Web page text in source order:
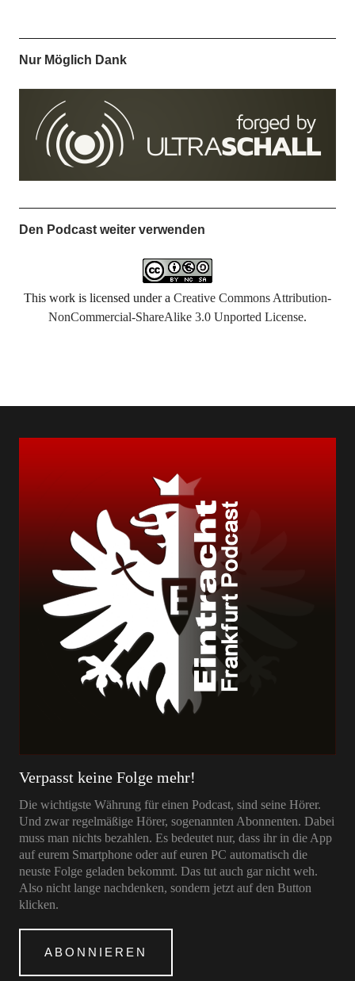
Nur Möglich Dank
Den Podcast weiter verwenden
This work is licensed under a Creative Commons Attribution-
NonCommercial-ShareAlike 3.0 Unported License.
Verpasst keine Folge mehr!
Die wichtigste Währung für einen Podcast, sind seine Hörer.
Und zwar regelmäßige Hörer, sogenannten Abonnenten. Dabei
muss man nichts bezahlen. Es bedeutet nur, dass ihr in die App
auf eurem Smartphone oder auf euren PC automatisch die
neuste Folge geladen bekommt. Das tut auch gar nicht weh.
Also nicht lange nachdenken, sondern jetzt auf den Button
klicken.
ABONNIEREN